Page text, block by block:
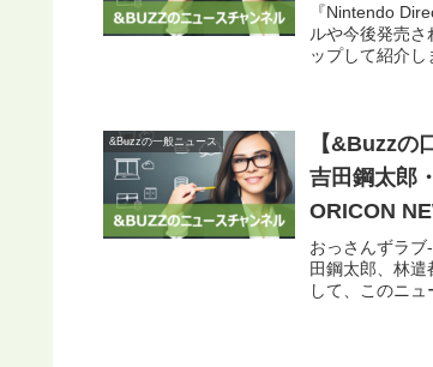
『Nintendo
ルや今後発売
ップして紹介し
&Buzzの一般ニュース
【&Buzz
吉田鋼太郎
ORICON
おっさんずラ
田鋼太郎、林
して、このニ